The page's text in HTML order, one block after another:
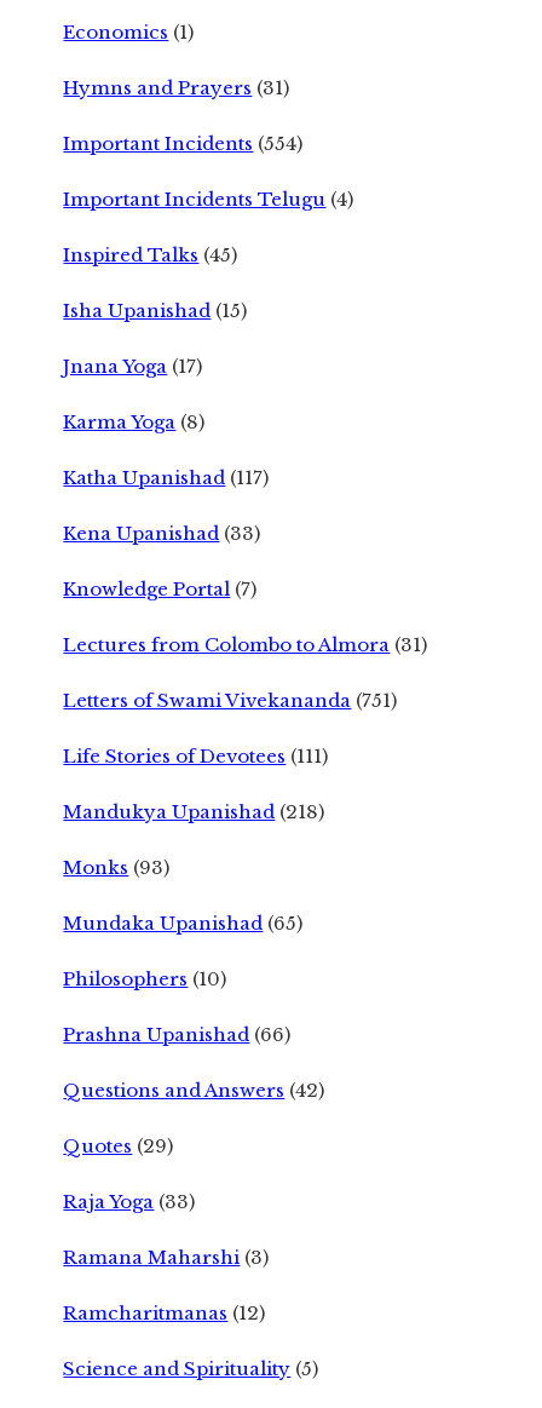
Economics (1)
Hymns and Prayers (31)
Important Incidents (554)
Important Incidents Telugu (4)
Inspired Talks (45)
Isha Upanishad (15)
Jnana Yoga (17)
Karma Yoga (8)
Katha Upanishad (117)
Kena Upanishad (33)
Knowledge Portal (7)
Lectures from Colombo to Almora (31)
Letters of Swami Vivekananda (751)
Life Stories of Devotees (111)
Mandukya Upanishad (218)
Monks (93)
Mundaka Upanishad (65)
Philosophers (10)
Prashna Upanishad (66)
Questions and Answers (42)
Quotes (29)
Raja Yoga (33)
Ramana Maharshi (3)
Ramcharitmanas (12)
Science and Spirituality (5)